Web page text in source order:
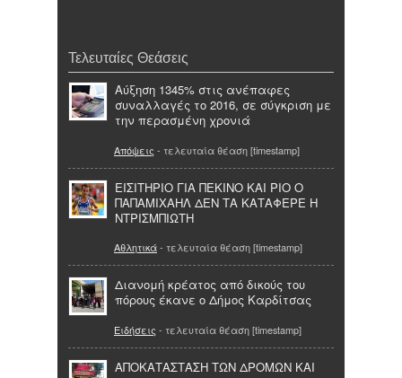
Τελευταίες Θεάσεις
Αύξηση 1345% στις ανέπαφες
συναλλαγές το 2016, σε σύγκριση με
την περασμένη χρονιά
Απόψεις - τελευταία θέαση [timestamp]
ΕΙΣΙΤΗΡΙΟ ΓΙΑ ΠΕΚΙΝΟ ΚΑΙ ΡΙΟ Ο
ΠΑΠΑΜΙΧΑΗΛ ΔΕΝ ΤΑ ΚΑΤΑΦΕΡΕ Η
ΝΤΡΙΣΜΠΙΩΤΗ
Αθλητικά- τελευταία θέαση [timestamp]
Διανομή κρέατος από δικούς του
πόρους έκανε ο Δήμος Καρδίτσας
Ειδήσεις - τελευταία θέαση [timestamp]
ΑΠΟΚΑΤAΣΤΑΣΗ ΤΩΝ ΔΡOΜΩΝ ΚΑΙ